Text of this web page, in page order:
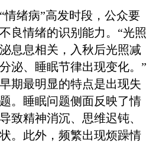
情绪病”高发时段，公众要
良情绪的识别能力。“光照
息息相关，入秋后光照减
泌、睡眠节律出现变化。”
期最明显的特点是出现失
。睡眠问题侧面反映了情
致精神消沉、思维迟钝、
。此外，频繁出现烦躁情